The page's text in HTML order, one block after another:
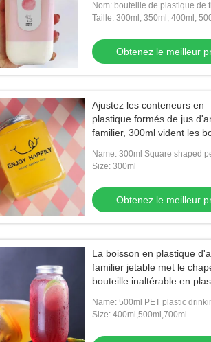
Nom: bouteille de plastique de
lait de la catégorie 500ml
Taille: 300ml, 350ml, 400ml,
Obtenez le meilleur
Ajustez les conteneurs en
plastique formés de jus
familier, 300ml vident les
Name: 300ml Square shaped
juice bottle
Size: 300ml
Obtenez le meilleur
La boisson en plastique
familier jetable met le
bouteille inaltérable en
Name: 500ml PET plastic
Size: 400ml,500ml,700ml